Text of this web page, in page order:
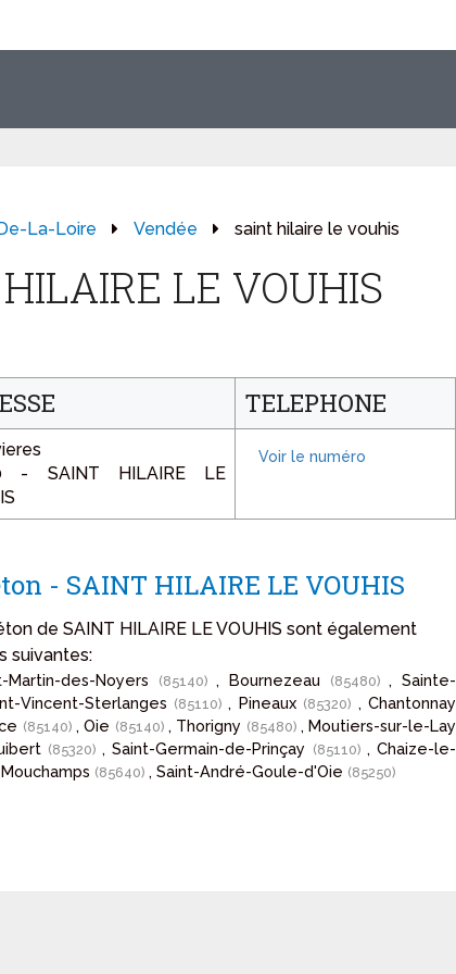
La-Loire Vendée saint hilaire le vouhis
LE VOUHIS
TELEPHONE
- SAINT HILAIRE LE
- SAINT HILAIRE LE VOUHIS
de SAINT HILAIRE LE VOUHIS sont également
suivantes:
Martin-des-Noyers (85140), Bournezeau (85480), Sainte-
Vincent-Sterlanges (85110), Pineaux (85320) , Chantonnay
(85140), Oie (85140) , Thorigny (85480) , Moutiers-sur-le-Lay
(85320), Saint-Germain-de-Prinçay (85110) , Chaize-le-
Mouchamps (85640) , Saint-André-Goule-d'Oie (85250)